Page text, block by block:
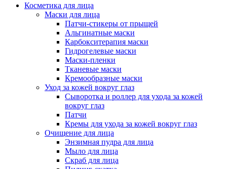
Косметика для лица
Маски для лица
Патчи-стикеры от прыщей
Альгинатные маски
Карбокситерапия маски
Гидрогелевые маски
Маски-пленки
Тканевые маски
Кремообразные маски
Уход за кожей вокруг глаз
Сыворотка и роллер для ухода за кожей
вокруг глаз
Патчи
Кремы для ухода за кожей вокруг глаз
Очищение для лица
Энзимная пудра для лица
Мыло для лица
Скраб для лица